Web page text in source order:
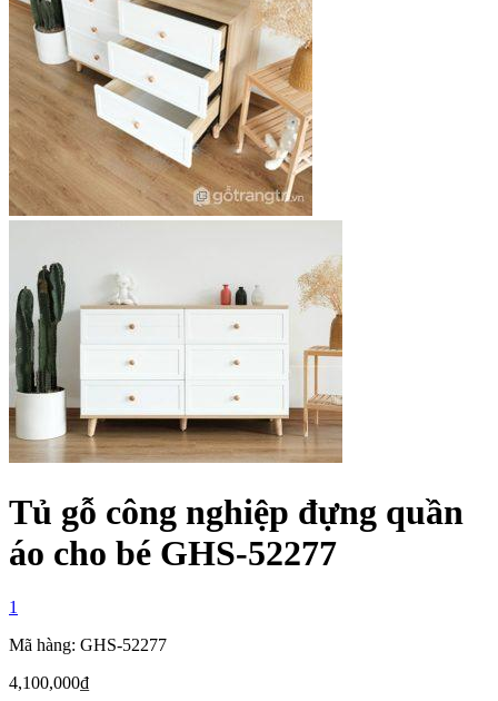
Tủ gỗ công nghiệp đựng quần
áo cho bé GHS-52277
1
Mã hàng: GHS-52277
4,100,000₫